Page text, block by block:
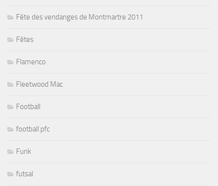
Fête des vendanges de Montmartre 2011
Fêtes
Flamenco
Fleetwood Mac
Football
football pfc
Funk
futsal